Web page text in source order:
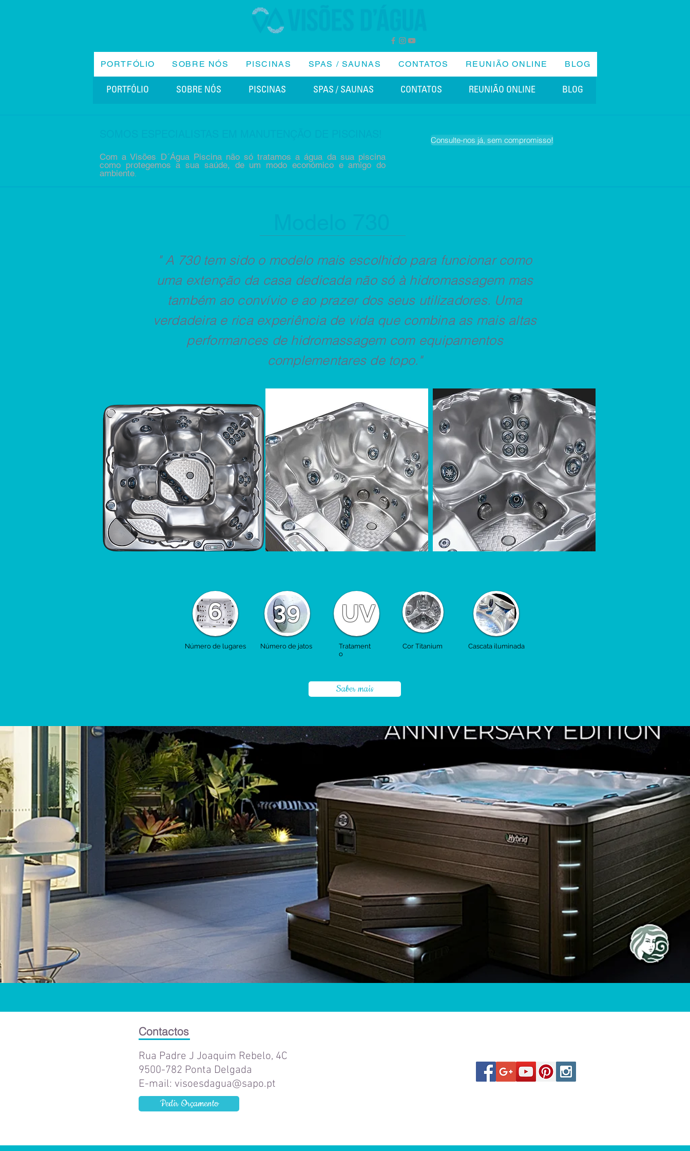
PORTFÓLIO SOBRE NÓS PISCINAS SPAS / SAUNAS CONTATOS REUNIÃO ONLINE BLOG
PORTFÓLIO SOBRE NÓS PISCINAS SPAS / SAUNAS CONTATOS REUNIÃO ONLINE BLOG
Com a Visões D´Água Piscina não só tratamos a água da sua piscina
como protegemos a sua saúde, de um modo económico e amigo do
ambiente
Consulte-nos já, sem compromisso!
" A 730 tem sido o modelo mais escolhido para funcionar como
uma extenção da casa dedicada não só à hidromassagem mas
também ao convívio e ao prazer dos seus utilizadores. Uma
verdadeira e rica experiência de vida que combina as mais altas
performances de hidromassagem com equipamentos
complementares de topo."
6
Número de lugares
39
Número de jatos
UV
Tratament
o
Cor Titanium Cascata iluminada
Saber mais
Contactos
Rua Padre J Joaquim Rebelo, 4C
9500-782 Ponta Delgada
E-mail: visoesdagua@sapo.pt
Pedir Orçamento